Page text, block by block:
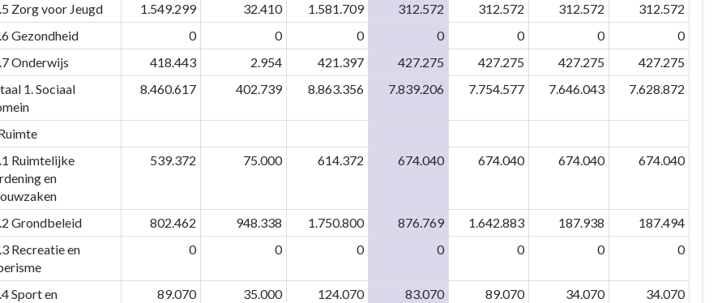
Zorg voor Jeugd 1.549.299 32.410 1.581.709 312.572 312.572 312.572
312.572
Gezondheid
0 0 0 0 0 0
0
Onderwijs
418.443 2.954 421.397 427.275 427.275 427.275
427.275
1. Sociaal
8.460.617 402.739 8.863.356 7.839.206 7.754.577 7.646.043 7.628.872
Ruimtelijke
en
539.372 75.000 614.372 674.040 674.040 674.040 674.040
Grondbeleid 802.462 948.338 1.750.800 876.769 1.642.883 187.938
187.494
Recreatie en
0 0 0 0 0 0 0
Sport en
89.070 35.000 124.070 83.070 89.070 34.070 34.070